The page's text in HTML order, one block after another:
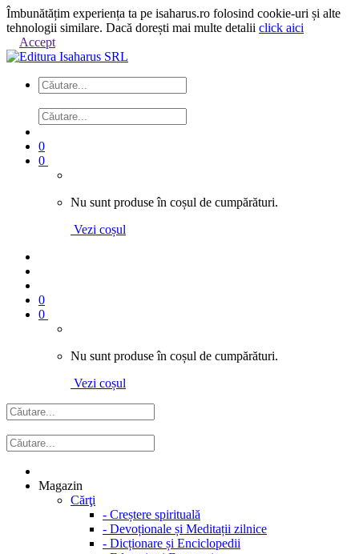
Îmbunătățim experiența ta pe isaharus.ro folosind cookie-uri și alte
tehnologii similare. Dacă dorești mai multe detalii click aici
Accept
0
0
Nu sunt produse în coșul de cumpărături.
Vezi coșul
0
0
Nu sunt produse în coșul de cumpărături.
Vezi coșul
Magazin
Cărţi
- Creștere spirituală
- Devoționale și Meditații zilnice
- Dicționare și Enciclopedii